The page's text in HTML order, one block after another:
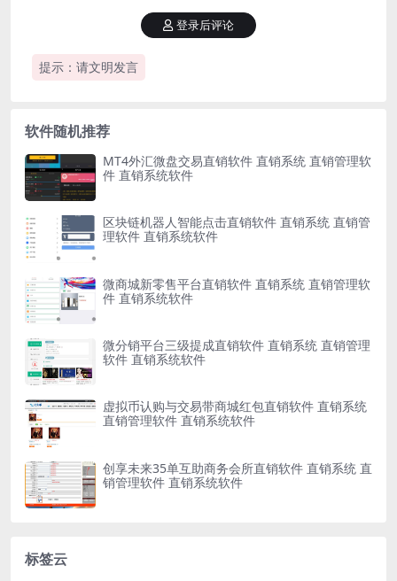
提示：请文明发言
登录后评论
软件随机推荐
MT4外汇微盘交易直销软件 直销系统 直销管理软
件 直销系统软件
区块链机器人智能点击直销软件 直销系统 直销管
理软件 直销系统软件
微商城新零售平台直销软件 直销系统 直销管理软
件 直销系统软件
微分销平台三级提成直销软件 直销系统 直销管理
软件 直销系统软件
虚拟币认购与交易带商城红包直销软件 直销系统
直销管理软件 直销系统软件
创享未来35单互助商务会所直销软件 直销系统 直
销管理软件 直销系统软件
标签云